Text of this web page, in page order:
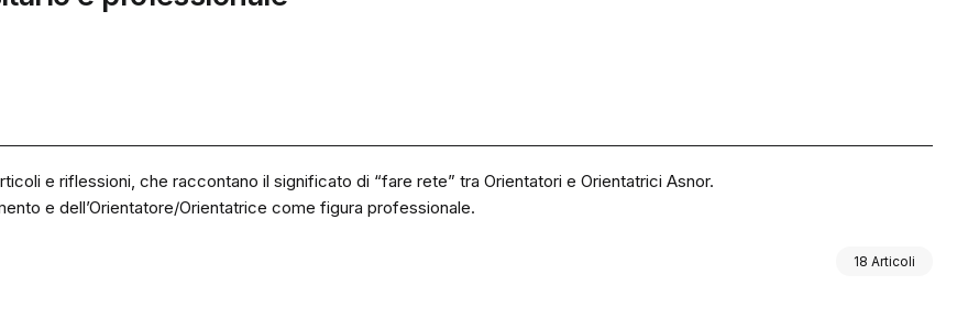
e riflessioni, che raccontano il significato di “fare rete” tra Orientatori e Orientatrici Asnor.
e dell’Orientatore/Orientatrice come figura professionale.
18 Articoli